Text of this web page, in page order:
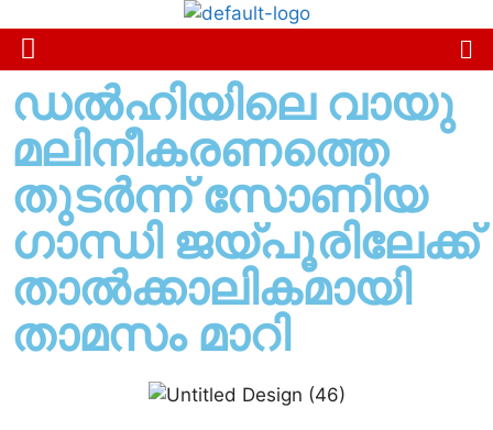
ഡല്‍ഹിയിലെ വായു
മലിനീകരണത്തെ
തുടര്‍ന്ന് സോണിയ
ഗാന്ധി ജയ്പൂരിലേക്ക്
താല്‍ക്കാലികമായി
താമസം മാറി